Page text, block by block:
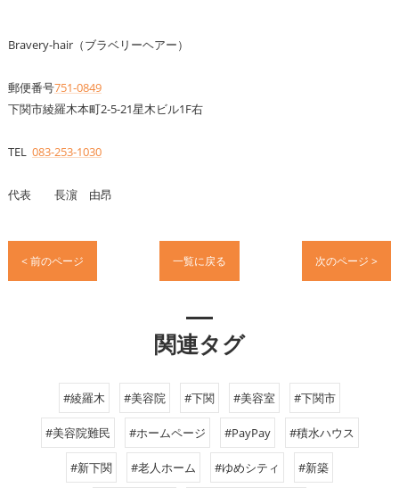
Bravery-hair（ブラベリーヘアー）
郵便番号751-0849
下関市綾羅木本町2-5-21星木ビル1F右
TEL 083-253-1030
代表 長濵 由昂
< 前のページ 一覧に戻る 次のページ >
関連タグ
#綾羅木 #美容院 #下関 #美容室 #下関市
#美容院難民 #ホームページ #PayPay #積水ハウス
#新下関 #老人ホーム #ゆめシティ #新築